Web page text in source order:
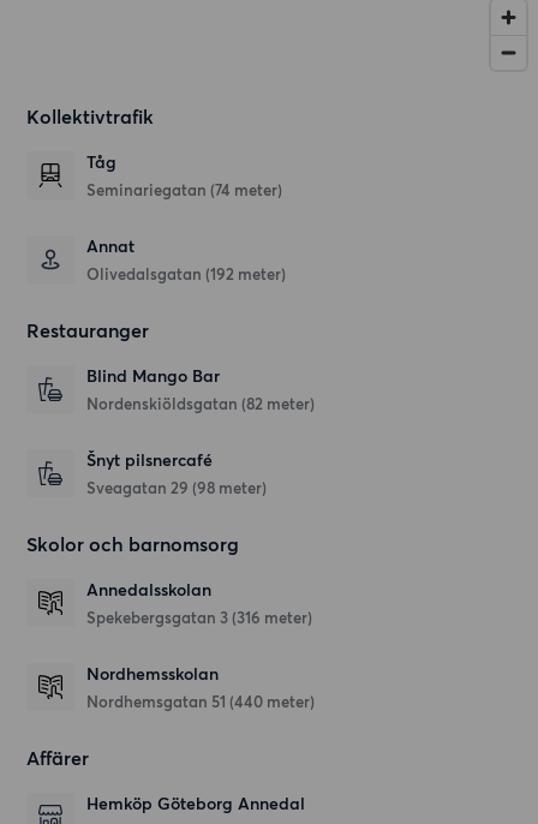
Kollektivtrafik
Tåg
Seminariegatan (74 meter)
Annat
Olivedalsgatan (192 meter)
Restauranger
Blind Mango Bar
Nordenskiöldsgatan (82 meter)
Šnyt pilsnercafé
Sveagatan 29 (98 meter)
Skolor och barnomsorg
Annedalsskolan
Spekebergsgatan 3 (316 meter)
Nordhemsskolan
Nordhemsgatan 51 (440 meter)
Affärer
Hemköp Göteborg Annedal